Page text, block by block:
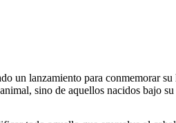
lanzamiento para conmemorar
sino de aquellos nacidos bajo